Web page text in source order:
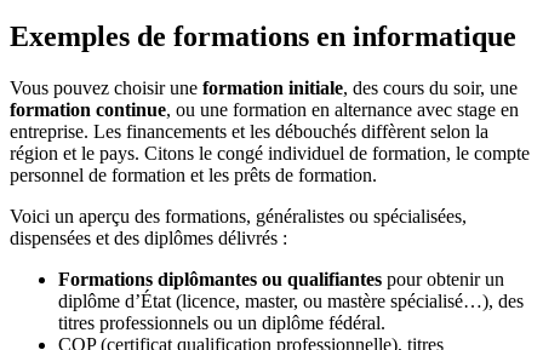
Exemples de formations en informatique
Vous pouvez choisir une formation initiale, des cours du soir, une
formation continue, ou une formation en alternance avec stage en
entreprise. Les financements et les débouchés diffèrent selon la
région et le pays. Citons le congé individuel de formation, le compte
personnel de formation et les prêts de formation.
Voici un aperçu des formations, généralistes ou spécialisées,
dispensées et des diplômes délivrés :
Formations diplômantes ou qualifiantes pour obtenir un
diplôme d’État (licence, master, ou mastère spécialisé…), des
titres professionnels ou un diplôme fédéral.
CQP (certificat qualification professionnelle), titres